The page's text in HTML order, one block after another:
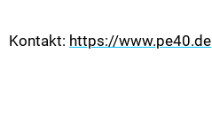
Kontakt: https://www.pe40.de